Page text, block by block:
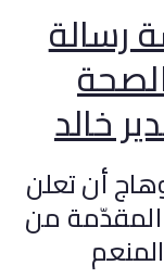
رسالة
خالد
أن تعلن
المقدّمة من